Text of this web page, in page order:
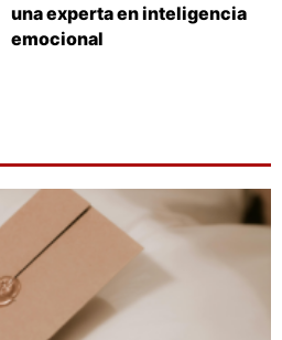
una experta en inteligencia
emocional